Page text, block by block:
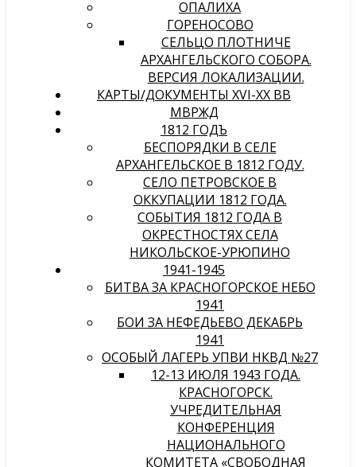
ОПАЛИХА
ГОРЕНОСОВО
СЕЛЬЦО ПЛОТНИЧЕ
АРХАНГЕЛЬСКОГО СОБОРА.
ВЕРСИЯ ЛОКАЛИЗАЦИИ.
КАРТЫ/ДОКУМЕНТЫ XVI-XX ВВ
МВРЖД
1812 ГОДЪ
БЕСПОРЯДКИ В СЕЛЕ
АРХАНГЕЛЬСКОЕ В 1812 ГОДУ.
СЕЛО ПЕТРОВСКОЕ В
ОККУПАЦИИ 1812 ГОДА.
СОБЫТИЯ 1812 ГОДА В
ОКРЕСТНОСТЯХ СЕЛА
НИКОЛЬСКОЕ-УРЮПИНО
1941-1945
БИТВА ЗА КРАСНОГОРСКОЕ НЕБО
1941
БОИ ЗА НЕФЕДЬЕВО ДЕКАБРЬ
1941
ОСОБЫЙ ЛАГЕРЬ УПВИ НКВД №27
12-13 ИЮЛЯ 1943 ГОДА.
КРАСНОГОРСК.
УЧРЕДИТЕЛЬНАЯ
КОНФЕРЕНЦИЯ
НАЦИОНАЛЬНОГО
КОМИТЕТА «СВОБОДНАЯ